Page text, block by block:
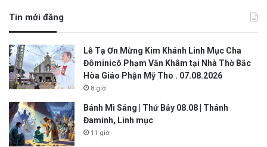
Tin mới đăng
Lễ Tạ Ơn Mừng Kim Khánh Linh Mục Cha
Đôminicô Phạm Văn Khâm tại Nhà Thờ Bắc
Hòa Giáo Phận Mỹ Tho . 07.08.2026
8 giờ
Bánh Mì Sáng | Thứ Bảy 08.08 | Thánh
Đaminh, Linh mục
11 giờ